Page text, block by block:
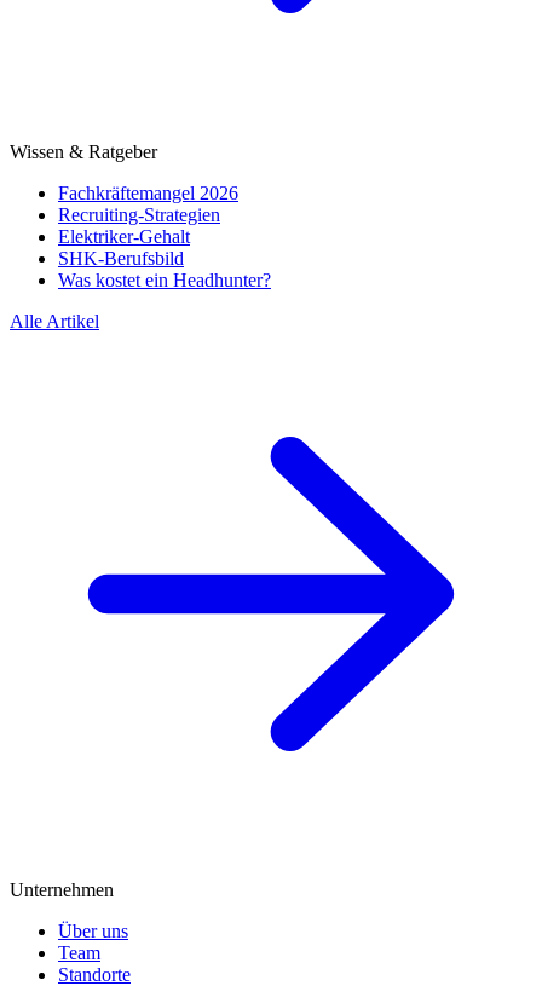
Wissen & Ratgeber
Fachkräftemangel 2026
Recruiting-Strategien
Elektriker-Gehalt
SHK-Berufsbild
Was kostet ein Headhunter?
Alle Artikel
Unternehmen
Über uns
Team
Standorte